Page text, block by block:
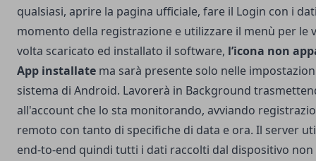
qualsiasi, aprire la pagina ufficiale, fare il Login con i
momento della registrazione e utilizzare il menù per le
volta scaricato ed installato il software, l’icona non
App installate ma sarà presente solo nelle
sistema di Android. Lavorerà in Background
all'account che lo sta monitorando, avviando
remoto con tanto di specifiche di data e ora. Il server
end-to-end quindi tutti i dati raccolti dal dispositivo non